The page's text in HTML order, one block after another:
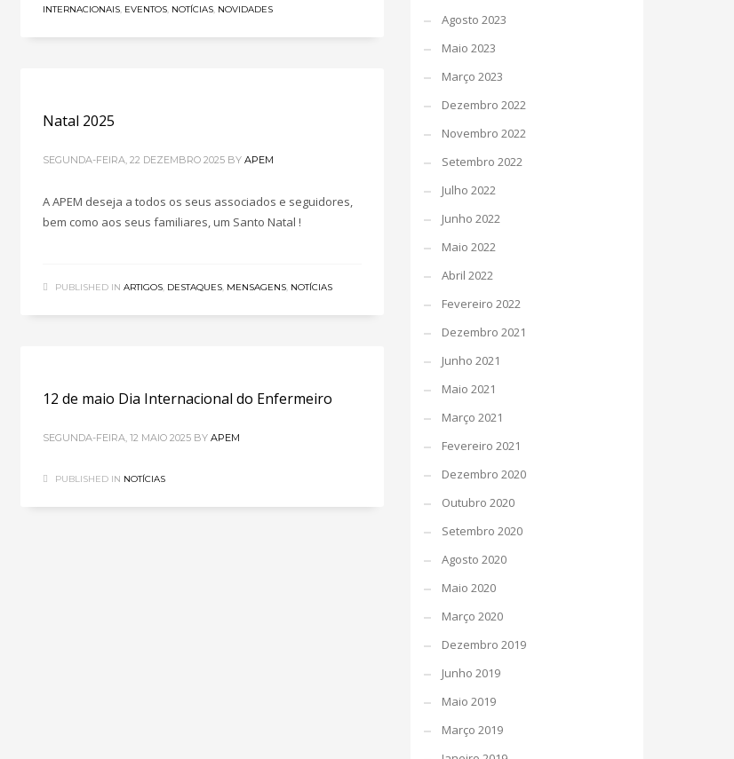
INTERNACIONAIS, EVENTOS, NOTÍCIAS, NOVIDADES
Natal 2025
SEGUNDA-FEIRA, 22 DEZEMBRO 2025 BY APEM
A APEM deseja a todos os seus associados e seguidores,
bem como aos seus familiares, um Santo Natal !
PUBLISHED IN ARTIGOS, DESTAQUES, MENSAGENS, NOTÍCIAS
12 de maio Dia Internacional do Enfermeiro
SEGUNDA-FEIRA, 12 MAIO 2025 BY APEM
PUBLISHED IN NOTÍCIAS
Agosto 2023
Maio 2023
Março 2023
Dezembro 2022
Novembro 2022
Setembro 2022
Julho 2022
Junho 2022
Maio 2022
Abril 2022
Fevereiro 2022
Dezembro 2021
Junho 2021
Maio 2021
Março 2021
Fevereiro 2021
Dezembro 2020
Outubro 2020
Setembro 2020
Agosto 2020
Maio 2020
Março 2020
Dezembro 2019
Junho 2019
Maio 2019
Março 2019